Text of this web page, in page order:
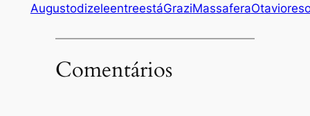
AugustodizeleentreestáGraziMassaferaOtavio
Comentários